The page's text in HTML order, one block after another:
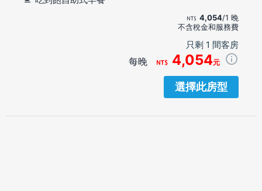
4,054/1 晚
不含稅金和服務費
只剩 1 間客房
每晚 4,054元
選擇此房型